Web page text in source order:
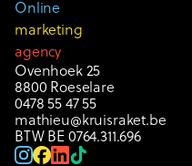
Online
marketing
agency
Ovenhoek 25
8800 Roeselare
0478 55 47 55
mathieu@kruisraket.be
BTW BE 0764.311.696